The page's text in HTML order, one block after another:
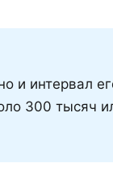
и интервал
300 тысяч